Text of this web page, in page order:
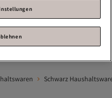
1
Schwarz